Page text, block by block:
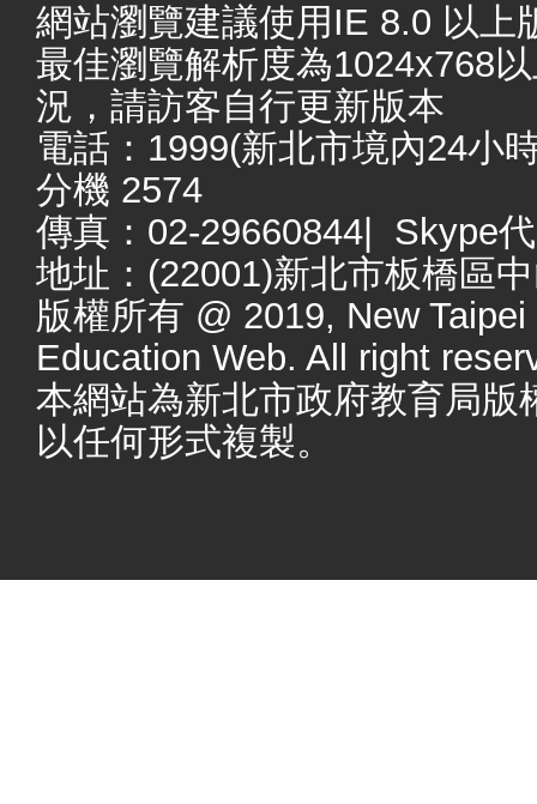
網站瀏覽建議使用IE 8.0 以上
最佳瀏覽解析度為1024x768
況，請訪客自行更新版本
電話：1999(新北市境內24小
分機 2574
傳真：02-29660844| Skype
地址：(22001)新北市板橋
版權所有 @ 2019, New
Education Web. All right
本網站為新北市政府教育局版
以任何形式複製。